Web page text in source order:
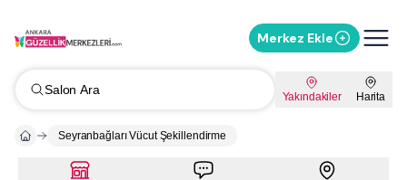
Merkez Ekle
Salon Ara Yakındakiler Harita
Seyranbağları Vücut Şekillendirme